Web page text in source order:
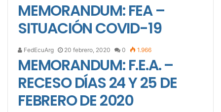
MEMORANDUM: FEA –
SITUACIÓN COVID-19
FedEcuArg 20 febrero, 2020 0 1.966
MEMORANDUM: F.E.A. –
RECESO DÍAS 24 Y 25 DE
FEBRERO DE 2020